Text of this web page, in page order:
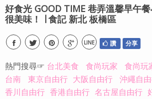
好食光 GOOD TIME 巷弄溫馨早午
很美味！ ∣ 食記 新北 板橋區
LINE 讚 分享
熱門搜尋☞ 台北美食 食尚玩家 食尚玩
台南
東京自由行 大阪自由行 沖繩自
香川自由行 香港自由行 名古屋自由行